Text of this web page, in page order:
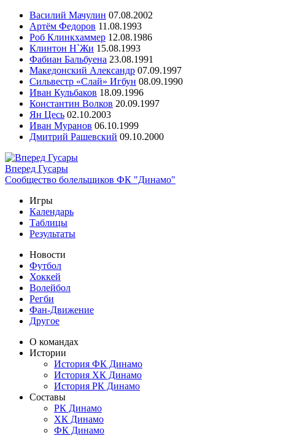
Василий Мачулин 07.08.2002
Артём Федоров 11.08.1993
Роб Клинкхаммер 12.08.1986
Клинтон Н`Жи 15.08.1993
Фабиан Бальбуена 23.08.1991
Македонский Александр 07.09.1997
Сильвестр «Слай» Игбун 08.09.1990
Иван Кульбаков 18.09.1996
Константин Волков 20.09.1997
Ян Цесь 02.10.2003
Иван Муранов 06.10.1999
Дмитрий Рашевский 09.10.2000
Вперед Гусары
Сообщество болельщиков ФК "Динамо"
Игры
Календарь
Таблицы
Результаты
Новости
Футбол
Хоккей
Волейбол
Регби
Фан-Движение
Другое
О командах
Истории
История ФК Динамо
История ХК Динамо
История РК Динамо
Составы
РК Динамо
ХК Динамо
ФК Динамо